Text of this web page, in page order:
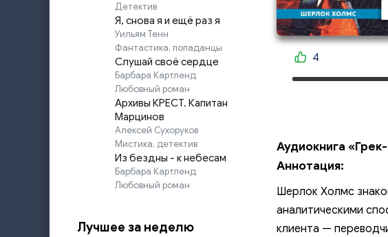
Детектив
Я, снова я и ещё раз я
Уильям Тенн
Фантастика, попаданцы
Слушай своё сердце
Барбара Картленд
Любовный роман
Архивы КРЕСТ. Капитан
Марцинов
Алексей Сухоруков
Мистика, детектив
Из бездны - к небесам
Барбара Картленд
Любовный роман
Лучшее за неделю
4
Аудиокнига
Аннотация:
Шерлок Холмс
аналитическими
клиента —